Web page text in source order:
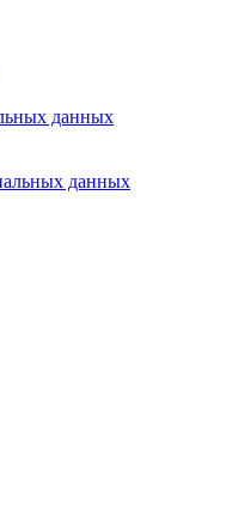
данных
данных